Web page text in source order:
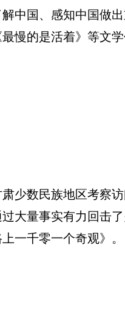
中国、感知中国做
慢的是活着》等文学
数民族地区考察访
大量事实有力回击
一千零一个奇观》。